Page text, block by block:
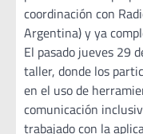
coordinación con
Argentina) y ya
El pasado jueves 29
taller, donde los
en el uso de
comunicación
trabajado con la